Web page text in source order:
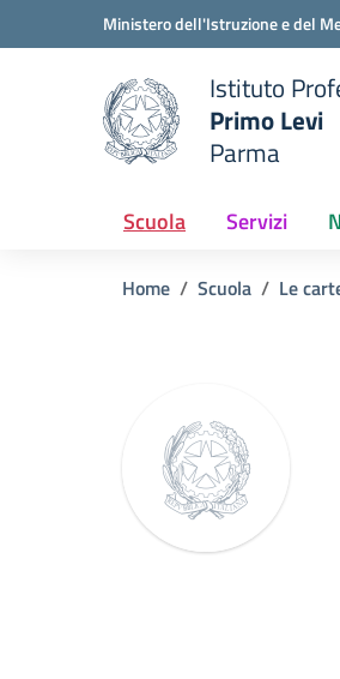
Vai ai contenuti
Vai al menu di navigazioneMinistero dell'Istruzione e del
scuola
Istituto
Primo Levi
Parma
Scuola Servizi
Home Scuola Le